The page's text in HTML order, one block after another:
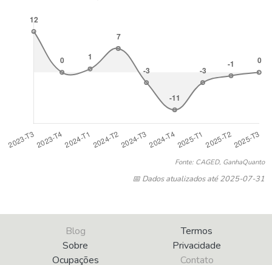
Fonte: CAGED, GanhaQuanto
📅 Dados atualizados até 2025-07-31
Blog
Sobre
Ocupações
Termos
Privacidade
Contato